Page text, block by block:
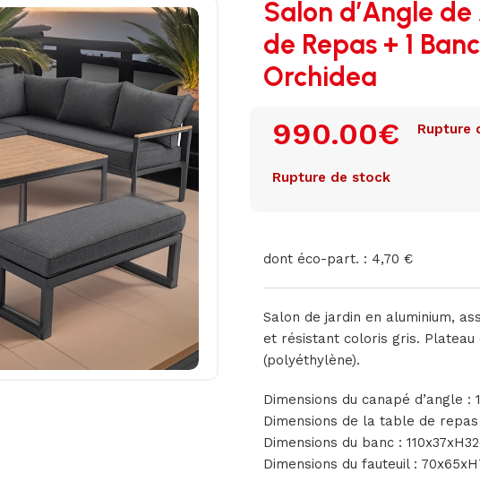
Salon d’Angle
de Repas + 1
Orchidea
990.00€ Rupture
Rupture de stock
dont éco-part. : 4,70 €
Salon de jardin en aluminium,
et résistant coloris gris.
(polyéthylène).
Dimensions du canapé d’angle :
Dimensions de la table de repas
Dimensions du banc :
Dimensions du fauteuil :